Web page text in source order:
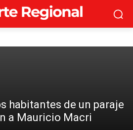
habitantes de un paraje
a Mauricio Macri